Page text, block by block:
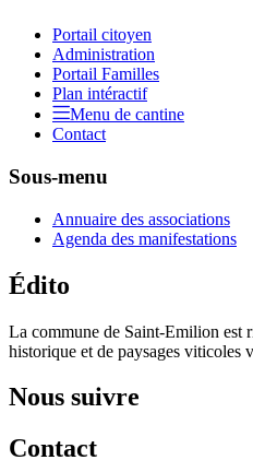
Portail citoyen
Administration
Portail Familles
Plan intéractif
Menu de cantine
Contact
Sous-menu
Annuaire des associations
Agenda des manifestations
Édito
La commune de Saint-Emilion est
historique et de paysages viticoles
Nous suivre
Contact